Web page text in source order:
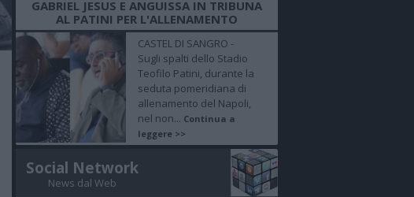
GABRIEL JESUS E ANGUISSA IN TRIBUNA
AL PATINI PER L'ALLENAMENTO
CASTEL DI SANGRO -
Sugli spalti dello Stadio
Teofilo Patini, durante la
seduta pomeridiana di
allenamento del Napoli,
nel non... Continua a
leggere >>
Social Network
News dal Web